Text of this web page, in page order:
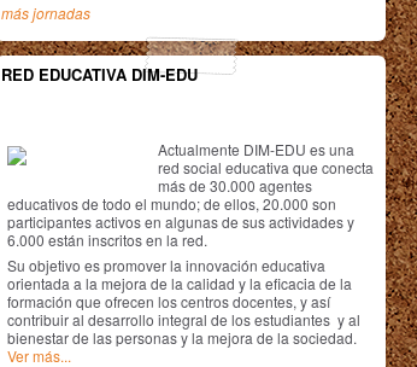
más jornadas
RED EDUCATIVA DIM-EDU
Actualmente DIM-EDU es una
red social educativa que conecta
más de 30.000 agentes
educativos de todo el mundo; de ellos, 20.000 son
participantes activos en algunas de sus actividades y
6.000 están inscritos en la red.
Su objetivo es promover la innovación educativa
orientada a la mejora de la calidad y la eficacia de la
formación que ofrecen los centros docentes, y así
contribuir al desarrollo integral de los estudiantes y al
bienestar de las personas y la mejora de la sociedad.
Ver más...